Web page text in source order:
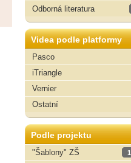
Odborná literatura
Videa podle platformy
Pasco
iTriangle
Vernier
Ostatní
Podle projektu
"Šablony" ZŠ